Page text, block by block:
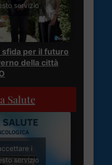
servizio
sfida per il futuro
della città
Salute
i
servizio